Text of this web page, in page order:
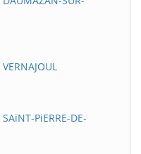
PiERRE-DE-